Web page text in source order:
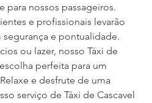
para nossos passageiros.
e profissionais levarão
e pontualidade.
ou lazer, nosso Táxi de
perfeita para um
e desfrute de uma
serviço de Táxi de Cascavel